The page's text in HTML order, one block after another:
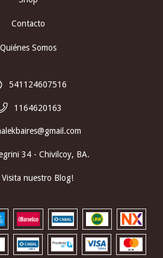
Contacto
Quiénes Somos
541124607516
1164620163
34 - Chivilcoy, BA.
Visita nuestro Blog!